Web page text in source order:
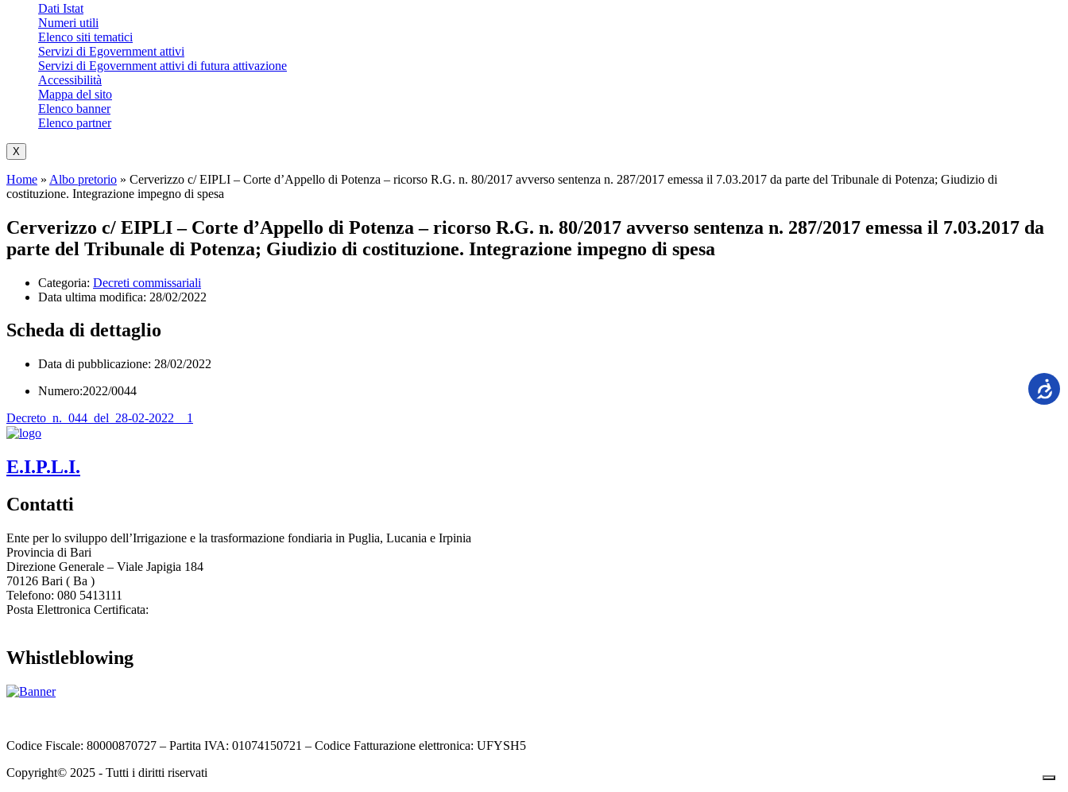
Dati Istat
Numeri utili
Elenco siti tematici
Servizi di Egovernment attivi
Servizi di Egovernment attivi di futura attivazione
Accessibilità
Mappa del sito
Elenco banner
Elenco partner
X
Home » Albo pretorio » Cerverizzo c/ EIPLI – Corte d’Appello di Potenza – ricorso R.G. n. 80/2017 avverso sentenza n. 287/2017 emessa il 7.03.2017 da parte del Tribunale di Potenza; Giudizio di
costituzione. Integrazione impegno di spesa
Cerverizzo c/ EIPLI – Corte d’Appello di Potenza – ricorso R.G. n. 80/2017 avverso sentenza n. 287/2017 emessa il 7.03.2017 da
parte del Tribunale di Potenza; Giudizio di costituzione. Integrazione impegno di spesa
Categoria: Decreti commissariali
Data ultima modifica: 28/02/2022
Scheda di dettaglio
Data di pubblicazione: 28/02/2022
Numero:2022/0044
Decreto_n._044_del_28-02-2022__1
E.I.P.L.I.
Contatti
Ente per lo sviluppo dell’Irrigazione e la trasformazione fondiaria in Puglia, Lucania e Irpinia
Provincia di Bari
Direzione Generale – Viale Japigia 184
70126 Bari ( Ba )
Telefono: 080 5413111
Posta Elettronica Certificata:
Whistleblowing
Codice Fiscale: 80000870727 – Partita IVA: 01074150721 – Codice Fatturazione elettronica: UFYSH5
Copyright© 2025 - Tutti i diritti riservati